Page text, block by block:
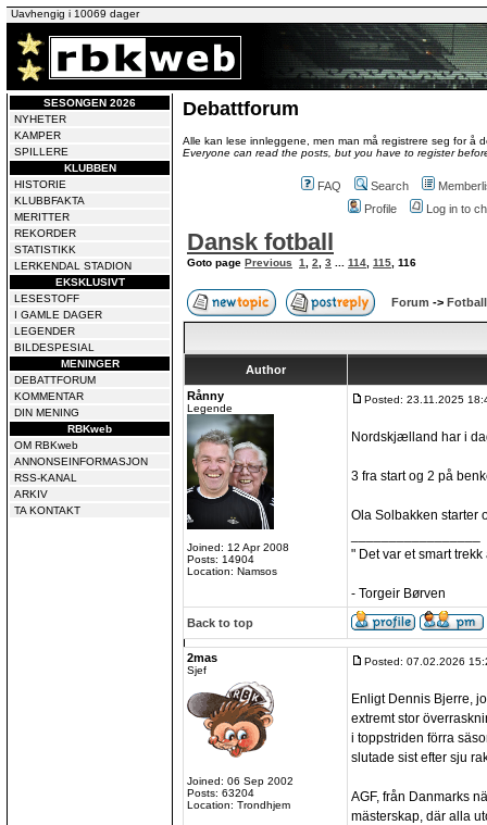
Uavhengig i 10069 dager
SESONGEN 2026
NYHETER
KAMPER
SPILLERE
KLUBBEN
HISTORIE
KLUBBFAKTA
MERITTER
REKORDER
STATISTIKK
LERKENDAL STADION
EKSKLUSIVT
LESESTOFF
I GAMLE DAGER
LEGENDER
BILDESPESIAL
MENINGER
DEBATTFORUM
KOMMENTAR
DIN MENING
RBKweb
OM RBKweb
ANNONSEINFORMASJON
RSS-KANAL
ARKIV
TA KONTAKT
Debattforum
Alle kan lese innleggene, men man må registrere seg for å
Everyone can read the posts, but you have to register
FAQ Search
Profile
Log in to
Dansk fotball
Goto page Previous 1 2 3 114 115 116
Forum ->
Author
Rånny
Legende
Joined: 12 Apr 2008
Posts: 14904
Location: Namsos
Posted: 23.11.2025
Nordskjælland har i
3 fra start og 2 på
Ola Solbakken starter
" Det var et smart
- Torgeir Børven
Back to top
2mas
Sjef
Joined: 06 Sep 2002
Posts: 63204
Location: Trondhjem
Posted: 07.02.2026
Enligt Dennis Bjerre,
extremt stor
i toppstriden förra
slutade sist efter sju
AGF, från Danmarks
mästerskap, där alla